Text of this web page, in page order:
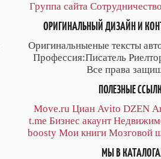
Группа сайта Сотрудничество
ОРИГИНАЛЬНЫЙ ДИЗАЙН И
Оригинальныеные тексты
Профессия:Писатель
Все права
ПОЛЕЗНЫЕ
Move.ru Циан Avito DZEN
t.me Бизнес акаунт
boosty Мои книги Мозговой
МЫ В